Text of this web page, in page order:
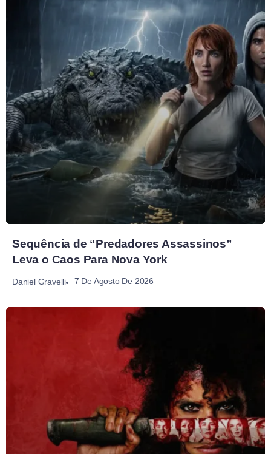
Sequência de “Predadores Assassinos”
Leva o Caos Para Nova York
Daniel Gravelli 7 De Agosto De 2026